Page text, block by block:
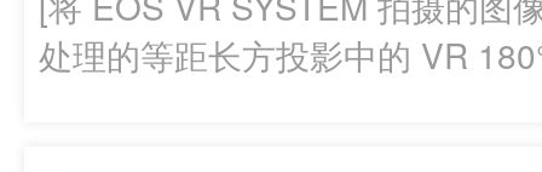
处理的等距长方投影中的 VR